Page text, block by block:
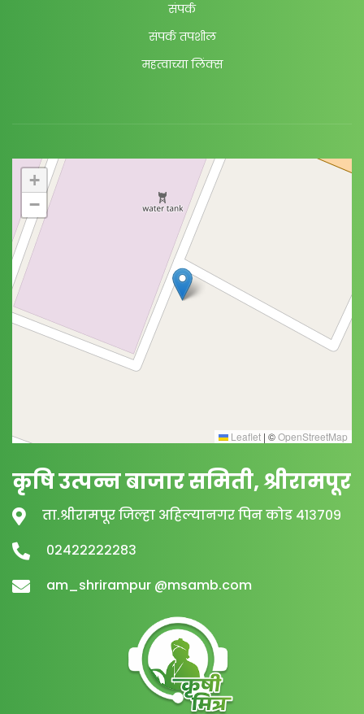
संपर्क
संपर्क तपशील
महत्वाच्या लिंक्स
+
−
Leaflet | ©OpenStreetMap
कृषि उत्पन्न बाजार समिती, श्रीरामपूर
ता.श्रीरामपूर जिल्हा अहिल्यानगर पिन कोड ४१३७०९
०२४२२२२२२८३
am_shrirampur @msamb.com